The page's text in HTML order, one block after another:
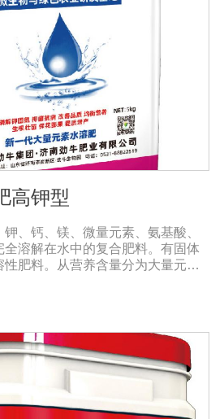
高钾型
、钙、镁、微量元素、氨基酸、
全溶解在水中的复合肥料。有固体
肥料。从营养含量分为大量元素
含腐植酸水溶性肥料、有机水溶性
过磷酸钙肥等品种相比，水溶性
是一种水溶性好、无残渣的速效
能直接被作物的根和叶吸收利用。
料，其营养元素相对全面，根据不
应的肥料配方不同，市场销售蔬
、棉花、油等作物专用水溶性肥
直接冲施，要采取二次稀释法。由